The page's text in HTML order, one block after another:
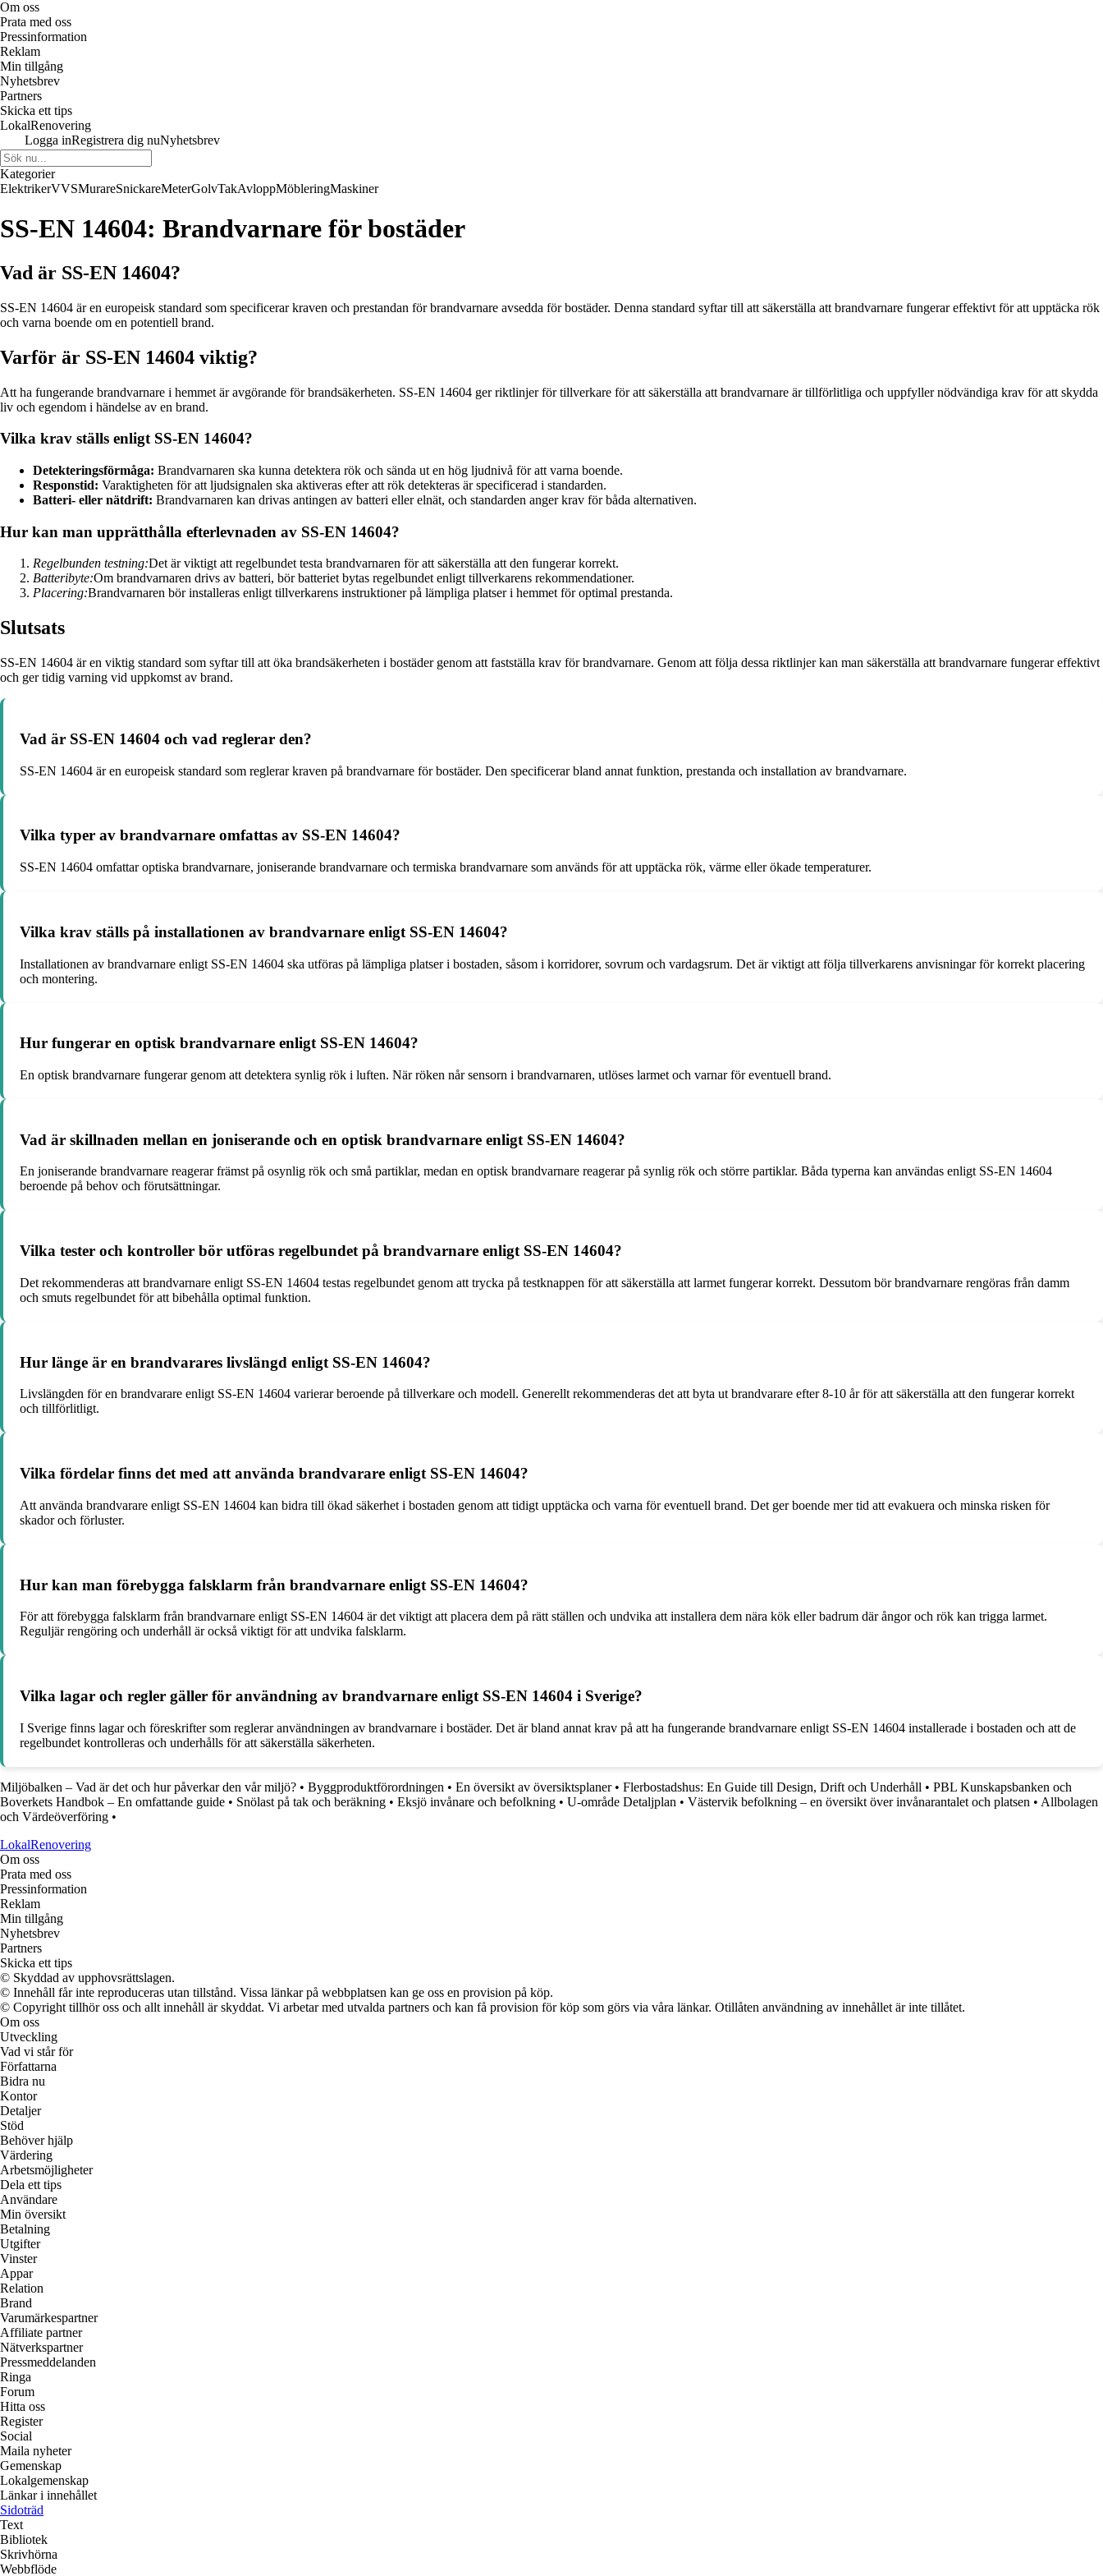
Om oss
Prata med oss
Pressinformation
Reklam
Min tillgång
Nyhetsbrev
Partners
Skicka ett tips
LokalRenovering
Logga inRegistrera dig nuNyhetsbrev
Kategorier
ElektrikerVVSMurareSnickareMeterGolvTakAvloppMöbleringMaskiner
SS-EN 14604: Brandvarnare för bostäder
Vad är SS-EN 14604?
SS-EN 14604 är en europeisk standard som specificerar kraven och prestandan för brandvarnare avsedda för bostäder. Denna standard syftar till att säkerställa att brandvarnare fungerar effektivt för att upptäcka rök
och varna boende om en potentiell brand.
Varför är SS-EN 14604 viktig?
Att ha fungerande brandvarnare i hemmet är avgörande för brandsäkerheten. SS-EN 14604 ger riktlinjer för tillverkare för att säkerställa att brandvarnare är tillförlitliga och uppfyller nödvändiga krav för att skydda
liv och egendom i händelse av en brand.
Vilka krav ställs enligt SS-EN 14604?
Detekteringsförmåga: Brandvarnaren ska kunna detektera rök och sända ut en hög ljudnivå för att varna boende.
Responstid: Varaktigheten för att ljudsignalen ska aktiveras efter att rök detekteras är specificerad i standarden.
Batteri- eller nätdrift: Brandvarnaren kan drivas antingen av batteri eller elnät, och standarden anger krav för båda alternativen.
Hur kan man upprätthålla efterlevnaden av SS-EN 14604?
Regelbunden testning:Det är viktigt att regelbundet testa brandvarnaren för att säkerställa att den fungerar korrekt.
Batteribyte:Om brandvarnaren drivs av batteri, bör batteriet bytas regelbundet enligt tillverkarens rekommendationer.
Placering:Brandvarnaren bör installeras enligt tillverkarens instruktioner på lämpliga platser i hemmet för optimal prestanda.
Slutsats
SS-EN 14604 är en viktig standard som syftar till att öka brandsäkerheten i bostäder genom att fastställa krav för brandvarnare. Genom att följa dessa riktlinjer kan man säkerställa att brandvarnare fungerar effektivt
och ger tidig varning vid uppkomst av brand.
Vad är SS-EN 14604 och vad reglerar den?
SS-EN 14604 är en europeisk standard som reglerar kraven på brandvarnare för bostäder. Den specificerar bland annat funktion, prestanda och installation av brandvarnare.
Vilka typer av brandvarnare omfattas av SS-EN 14604?
SS-EN 14604 omfattar optiska brandvarnare, joniserande brandvarnare och termiska brandvarnare som används för att upptäcka rök, värme eller ökade temperaturer.
Vilka krav ställs på installationen av brandvarnare enligt SS-EN 14604?
Installationen av brandvarnare enligt SS-EN 14604 ska utföras på lämpliga platser i bostaden, såsom i korridorer, sovrum och vardagsrum. Det är viktigt att följa tillverkarens anvisningar för korrekt placering
och montering.
Hur fungerar en optisk brandvarnare enligt SS-EN 14604?
En optisk brandvarnare fungerar genom att detektera synlig rök i luften. När röken når sensorn i brandvarnaren, utlöses larmet och varnar för eventuell brand.
Vad är skillnaden mellan en joniserande och en optisk brandvarnare enligt SS-EN 14604?
En joniserande brandvarnare reagerar främst på osynlig rök och små partiklar, medan en optisk brandvarnare reagerar på synlig rök och större partiklar. Båda typerna kan användas enligt SS-EN 14604
beroende på behov och förutsättningar.
Vilka tester och kontroller bör utföras regelbundet på brandvarnare enligt SS-EN 14604?
Det rekommenderas att brandvarnare enligt SS-EN 14604 testas regelbundet genom att trycka på testknappen för att säkerställa att larmet fungerar korrekt. Dessutom bör brandvarnare rengöras från damm
och smuts regelbundet för att bibehålla optimal funktion.
Hur länge är en brandvarares livslängd enligt SS-EN 14604?
Livslängden för en brandvarare enligt SS-EN 14604 varierar beroende på tillverkare och modell. Generellt rekommenderas det att byta ut brandvarare efter 8-10 år för att säkerställa att den fungerar korrekt
och tillförlitligt.
Vilka fördelar finns det med att använda brandvarare enligt SS-EN 14604?
Att använda brandvarare enligt SS-EN 14604 kan bidra till ökad säkerhet i bostaden genom att tidigt upptäcka och varna för eventuell brand. Det ger boende mer tid att evakuera och minska risken för
skador och förluster.
Hur kan man förebygga falsklarm från brandvarnare enligt SS-EN 14604?
För att förebygga falsklarm från brandvarnare enligt SS-EN 14604 är det viktigt att placera dem på rätt ställen och undvika att installera dem nära kök eller badrum där ångor och rök kan trigga larmet.
Reguljär rengöring och underhåll är också viktigt för att undvika falsklarm.
Vilka lagar och regler gäller för användning av brandvarnare enligt SS-EN 14604 i Sverige?
I Sverige finns lagar och föreskrifter som reglerar användningen av brandvarnare i bostäder. Det är bland annat krav på att ha fungerande brandvarnare enligt SS-EN 14604 installerade i bostaden och att de
regelbundet kontrolleras och underhålls för att säkerställa säkerheten.
Miljöbalken – Vad är det och hur påverkar den vår miljö? • Byggproduktförordningen • En översikt av översiktsplaner• Flerbostadshus: En Guide till Design, Drift och Underhåll • PBL Kunskapsbanken och
Boverkets Handbok – En omfattande guide • Snölast på tak och beräkning • Eksjö invånare och befolkning • U-område Detaljplan • Västervik befolkning – en översikt över invånarantalet och platsen • Allbolagen
och Värdeöverföring •
LokalRenovering
Om oss
Prata med oss
Pressinformation
Reklam
Min tillgång
Nyhetsbrev
Partners
Skicka ett tips
© Skyddad av upphovsrättslagen.
© Innehåll får inte reproduceras utan tillstånd. Vissa länkar på webbplatsen kan ge oss en provision på köp.
© Copyright tillhör oss och allt innehåll är skyddat. Vi arbetar med utvalda partners och kan få provision för köp som görs via våra länkar. Otillåten användning av innehållet är inte tillåtet.
Om oss
Utveckling
Vad vi står för
Författarna
Bidra nu
Kontor
Detaljer
Stöd
Behöver hjälp
Värdering
Arbetsmöjligheter
Dela ett tips
Användare
Min översikt
Betalning
Utgifter
Vinster
Appar
Relation
Brand
Varumärkespartner
Affiliate partner
Nätverkspartner
Pressmeddelanden
Ringa
Forum
Hitta oss
Register
Social
Maila nyheter
Gemenskap
Lokalgemenskap
Länkar i innehållet
Sidoträd
Text
Bibliotek
Skrivhörna
Webbflöde